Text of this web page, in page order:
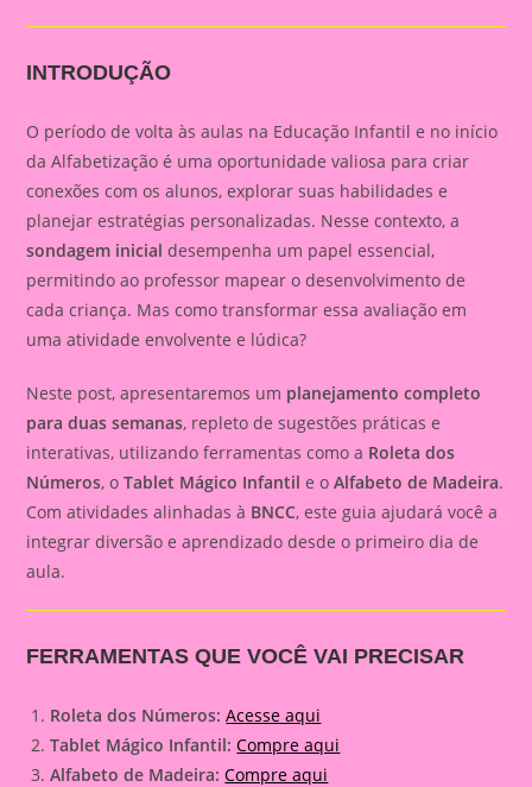
INTRODUÇÃO
O período de volta às aulas na Educação Infantil e no início
da Alfabetização é uma oportunidade valiosa para criar
conexões com os alunos, explorar suas habilidades e
planejar estratégias personalizadas. Nesse contexto, a
sondagem inicial desempenha um papel essencial,
permitindo ao professor mapear o desenvolvimento de
cada criança. Mas como transformar essa avaliação em
uma atividade envolvente e lúdica?
Neste post, apresentaremos um planejamento completo
para duas semanas, repleto de sugestões práticas e
interativas, utilizando ferramentas como a Roleta dos
Números, oTablet Mágico Infantil e oAlfabeto de Madeira.
Com atividades alinhadas à BNCC, este guia ajudará você a
integrar diversão e aprendizado desde o primeiro dia de
aula.
FERRAMENTAS QUE VOCÊ VAI PRECISAR
Roleta dos Números: Acesse aqui
Tablet Mágico Infantil: Compre aqui
Alfabeto de Madeira: Compre aqui